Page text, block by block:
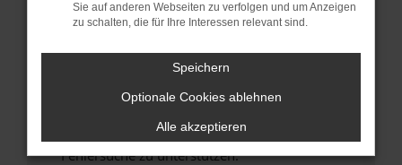
führen, dass bestimmte Funktionen nicht mehr
unterstützt werden.
Wende dich an den Webseitenbetreiber.
Wenn du alle oben genannten Schritte versucht
hast, kontaktiere uns bitte. Wir werden
uns diesen Text schicken, um uns bei der
Fehlersuche zu unterstützen:
Sie auf anderen Webseiten zu verfolgen und um Anzeigen
zu schalten, die für Ihre Interessen relevant sind.
Speichern
Optionale Cookies ablehnen
Alle akzeptieren